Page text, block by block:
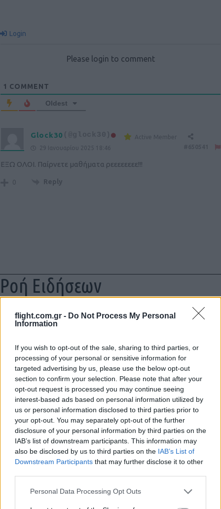
flight.com.gr - Do Not Process My Personal
Information
If you wish to opt-out of the sale, sharing to third parties, or
processing of your personal or sensitive information for
targeted advertising by us, please use the below opt-out
section to confirm your selection. Please note that after your
opt-out request is processed you may continue seeing
interest-based ads based on personal information utilized by
us or personal information disclosed to third parties prior to
your opt-out. You may separately opt-out of the further
disclosure of your personal information by third parties on the
IAB’s list of downstream participants. This information may
also be disclosed by us to third parties on the IAB’s List of
Downstream Participants that may further disclose it to other
Please note that this website/app uses one or more Google
Personal Data Processing Opt Outs
Ροή Ειδήσεων
Μάχη της Κραννώνας
16:01
Βόρεια Κορέα: Νέα εκτόξευση
βαλλιστικού πυραύλου πριν από τις
ασκήσεις ΗΠΑ–Νότιας Κορέας
15:18
Login
Please login to comment
1 COMMENT
Oldest
Glock30
Active Member
29 Ιανουαρίου 2025 18:46
ΕΞΩ ΟΛΟΙ. Παίρνετε μαθήματα ρεεεεεεεε!!!
0 Reply